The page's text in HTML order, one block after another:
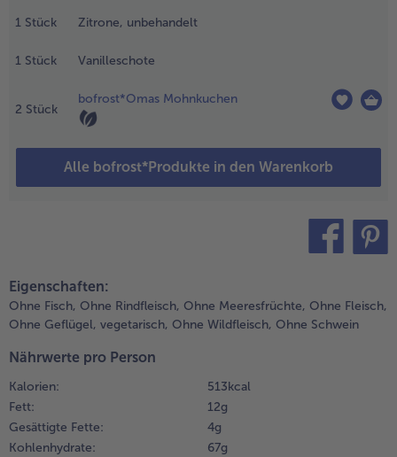
alle Brot & Brötchen
alle Kuchen & Torten
alle Süßspeisen
alle Obst
Wein & Spirituosen
alle Küchenutensilien
alle Für die Heißluftfritteuse
alle bofrost*free
alle bofrost*high Protein
alle bofrost*plus.
Weiterempfehlen &
1 Stück Zitrone, unbehandelt
1 Stück Vanilleschote
2 Stück
bofrost*Omas Mohnkuchen
Alle bofrost*Produkte in den Warenkorb
der
Backofen
(150°C, 15
backen & 15
ruhen lassen).
Eigenschaften:
Ohne Fisch, Ohne Rindfleisch, Ohne Meeresfrüchte, Ohne Fleisch,
Ohne Geflügel, vegetarisch, Ohne Wildfleisch, Ohne Schwein
Nährwerte pro Person
Kalorien:
513 kcal
Fett:
12 g
Gesättigte Fette:
4 g
Kohlenhydrate:
67 g